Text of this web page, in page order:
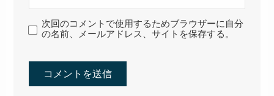
次回のコメントで使用するためブラウザーに自分
の名前、メールアドレス、サイトを保存する。